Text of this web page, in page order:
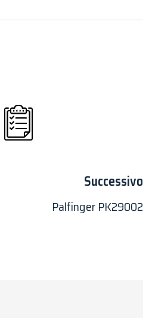
Successivo
Palfinger PK29002